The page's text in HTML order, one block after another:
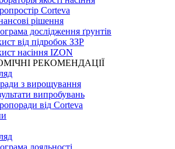
Corteva
рішення
дослідження ґрунтів
від підробок ЗЗР
насіння IZON
РЕКОМЕНДАЦІЇ
з вирощування
випробувань
від Corteva
лояльності